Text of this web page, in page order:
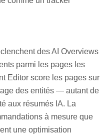
des AI Overviews
parmi les pages les
Editor score les pages sur
des entités — autant de
aux résumés IA. La
à mesure que
une optimisation